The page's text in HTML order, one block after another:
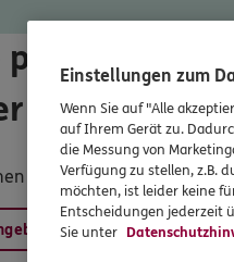
persönliche
finden Sie
Sie einfach Kontakt mit
anfordern
Einstellungen zum
Wenn Sie auf "Alle
auf Ihrem Gerät zu.
die Messung von
Verfügung zu stellen, z.B.
möchten, ist leider keine
Entscheidungen jederzeit
Sie unter